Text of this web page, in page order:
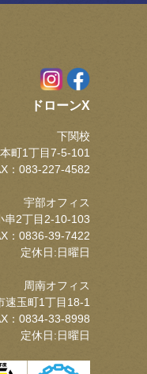
ドローンX
下関校
町1丁目7-5-101
083-227-4582
部オフィス
串2丁目2-10-103
0836-39-7422
定休日:日曜日
南オフィス
速玉町1丁目18-1
0834-33-8998
定休日:日曜日